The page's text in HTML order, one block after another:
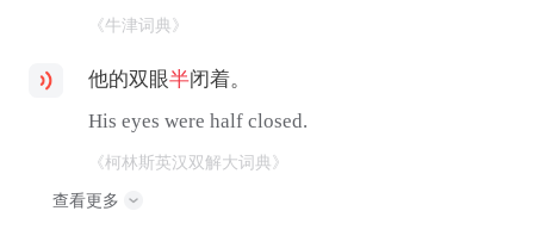
《牛津词典》
他的双眼半闭着。
His eyes were half closed.
《柯林斯英汉双解大词典》
查看更多